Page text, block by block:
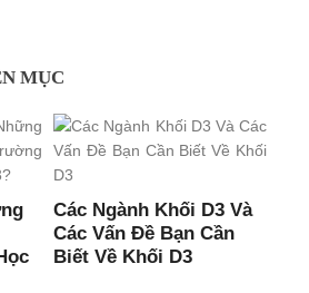
MỤC
Các Ngành Khối D3 Và
Các Vấn Đề Bạn Cần
Biết Về Khối D3